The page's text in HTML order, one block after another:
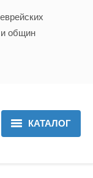
общин
КАТАЛОГ